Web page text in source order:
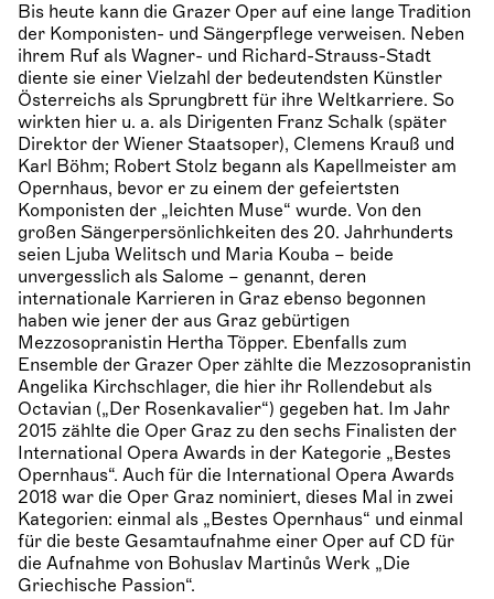
Bis heute kann die Grazer Oper auf eine lange Tradition
der Komponisten- und Sängerpflege verweisen. Neben
ihrem Ruf als Wagner- und Richard-Strauss-Stadt
diente sie einer Vielzahl der bedeutendsten Künstler
Österreichs als Sprungbrett für ihre Weltkarriere. So
wirkten hier u. a. als Dirigenten Franz Schalk (später
Direktor der Wiener Staatsoper), Clemens Krauß und
Karl Böhm; Robert Stolz begann als Kapellmeister am
Opernhaus, bevor er zu einem der gefeiertsten
Komponisten der „leichten Muse“ wurde. Von den
großen Sängerpersönlichkeiten des 20. Jahrhunderts
seien Ljuba Welitsch und Maria Kouba – beide
unvergesslich als Salome – genannt, deren
internationale Karrieren in Graz ebenso begonnen
haben wie jener der aus Graz gebürtigen
Mezzosopranistin Hertha Töpper. Ebenfalls zum
Ensemble der Grazer Oper zählte die Mezzosopranistin
Angelika Kirchschlager, die hier ihr Rollendebut als
Octavian („Der Rosenkavalier“) gegeben hat. Im Jahr
2015 zählte die Oper Graz zu den sechs Finalisten der
International Opera Awards in der Kategorie „Bestes
Opernhaus“. Auch für die International Opera Awards
2018 war die Oper Graz nominiert, dieses Mal in zwei
Kategorien: einmal als „Bestes Opernhaus“ und einmal
für die beste Gesamtaufnahme einer Oper auf CD für
die Aufnahme von Bohuslav Martinůs Werk „Die
Griechische Passion“.